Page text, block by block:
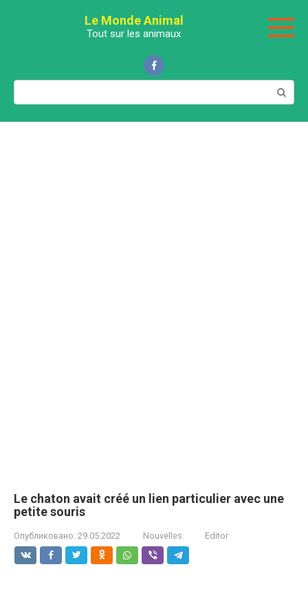
Le Monde Animal
Tout sur les animaux
Поиск:
Le chaton avait créé un lien particulier avec une
petite souris
Опубликовано: 29.05.2022 Nouvelles Editor